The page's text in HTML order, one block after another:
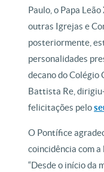
Paulo, o Papa
outras Igrejas e
posteriormente,
personalidades
decano do Colégio
Battista Re,
felicitações pelo
O Pontífice
coincidência com a
“Desde o início da